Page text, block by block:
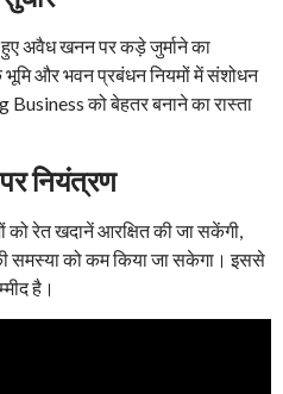
अवैध खनन पर कड़े जुर्माने का
भूमि और भवन प्रबंधन नियमों में संशोधन
को बेहतर बनाने का रास्ता
नियंत्रण
रेत खदानें आरक्षित की जा सकेंगी,
समस्या को कम किया जा सकेगा। इससे
है।